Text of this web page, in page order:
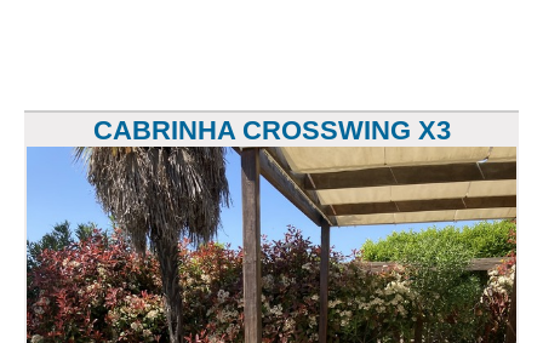
CABRINHA CROSSWING X3